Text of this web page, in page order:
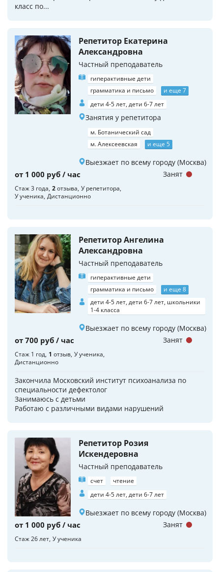
класс по...
Репетитор Екатерина
Александровна
Частный преподаватель
гиперактивные дети
грамматика и письмо
и еще 7
дети 4-5 лет, дети 6-7 лет
Занятия у репетитора
м. Ботанический сад
м. Алексеевская
и еще 5
Выезжает по всему городу (Москва)
от 1 000 руб / час
Стаж 3 года 2отзыва У репетитора
У ученика Дистанционно
Занят
Репетитор Ангелина
Александровна
Частный преподаватель
гиперактивные дети
грамматика и письмо
и еще 8
дети 4-5 лет, дети 6-7 лет, школьники
1-4 класса
Выезжает по всему городу (Москва)
от 700 руб / час
Стаж 1 год 1 отзыв У ученика
Дистанционно
Закончила Московский институт психоанализа по
специальности дефектолог
Занимаюсь с детьми
Работаю с различными видами нарушений
Занят
Репетитор Розия
Искендеровна
Частный преподаватель
счет
чтение
дети 4-5 лет, дети 6-7 лет
Выезжает по всему городу (Москва)
от 1 000 руб / час
Стаж 26 лет У ученика
Занят